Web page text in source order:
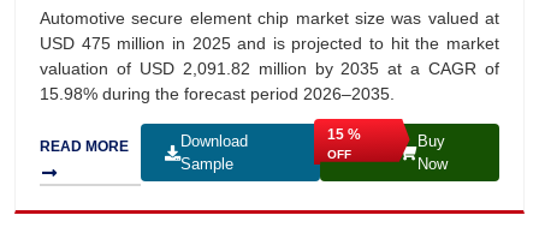
Automotive secure element chip market size was valued at
USD 475 million in 2025 and is projected to hit the market
valuation of USD 2,091.82 million by 2035 at a CAGR of
15.98% during the forecast period 2026–2035.
READ MORE
Download
Sample
15 %
OFF
Buy
Now